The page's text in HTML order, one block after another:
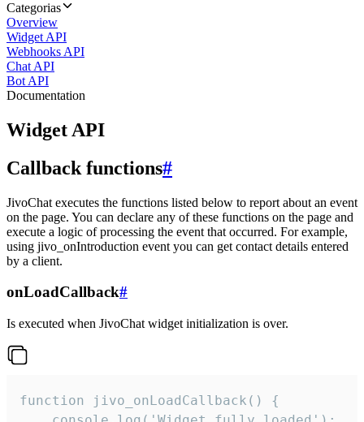
Categorias
Overview
Widget API
Webhooks API
Chat API
Bot API
Documentation
Widget API
Callback functions#
JivoChat executes the functions listed below to report about an event
on the page. You can declare any of these functions on the page and
execute a logic of processing the event that occurred. For example,
using jivo_onIntroduction event you can get contact details entered
by a client.
onLoadCallback#
Is executed when JivoChat widget initialization is over.
function jivo_onLoadCallback() {